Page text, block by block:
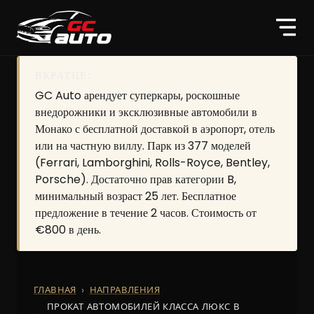
GC Auto арендует суперкары, роскошные
внедорожники и эксклюзивные автомобили в
Монако с бесплатной доставкой в аэропорт, отель
или на частную виллу. Парк из 377 моделей
(Ferrari, Lamborghini, Rolls-Royce, Bentley,
Porsche). Достаточно прав категории B,
минимальный возраст 25 лет. Бесплатное
предложение в течение 2 часов. Стоимость от
€800 в день.
ГЛАВНАЯ
НАПРАВЛЕНИЯ
ПРОКАТ АВТОМОБИЛЕЙ КЛАССА ЛЮКС В